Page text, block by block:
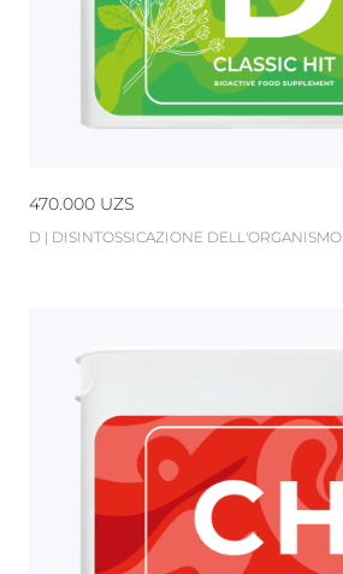
470.000 UZS
D | DISINTOSSICAZIONE DELL'ORGANISMO